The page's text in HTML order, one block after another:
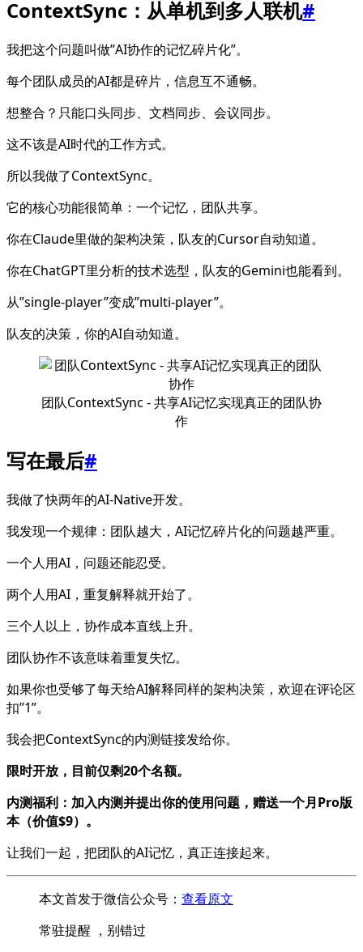
ContextSync：从单机到多人联机#
我把这个问题叫做”AI协作的记忆碎片化”。
每个团队成员的AI都是碎片，信息互不通畅。
想整合？只能口头同步、文档同步、会议同步。
这不该是AI时代的工作方式。
所以我做了ContextSync。
它的核心功能很简单：一个记忆，团队共享。
你在Claude里做的架构决策，队友的Cursor自动知道。
你在ChatGPT里分析的技术选型，队友的Gemini也能看到。
从”single-player”变成”multi-player”。
队友的决策，你的AI自动知道。
团队ContextSync - 共享AI记忆实现真正的团队协
作
写在最后#
我做了快两年的AI-Native开发。
我发现一个规律：团队越大，AI记忆碎片化的问题越严重。
一个人用AI，问题还能忍受。
两个人用AI，重复解释就开始了。
三个人以上，协作成本直线上升。
团队协作不该意味着重复失忆。
如果你也受够了每天给AI解释同样的架构决策，欢迎在评论区
扣”1”。
我会把ContextSync的内测链接发给你。
限时开放，目前仅剩20个名额。
内测福利：加入内测并提出你的使用问题，赠送一个月Pro版
本（价值$9）。
让我们一起，把团队的AI记忆，真正连接起来。
本文首发于微信公众号： 查看原文
常驻提醒 ，别错过